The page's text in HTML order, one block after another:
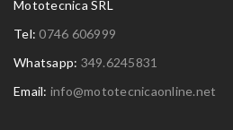
Mototecnica SRL
Tel:0746 606999
Whatsapp: 349.6245831
Email: info@mototecnicaonline.net